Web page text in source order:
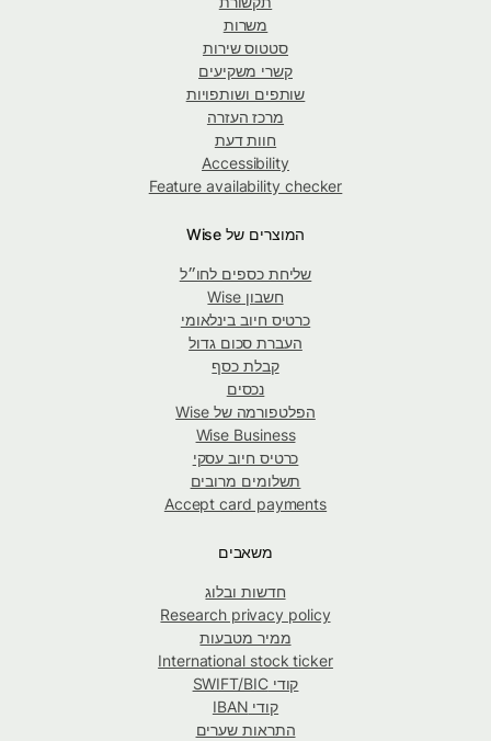
משרות
סטטוס שירות
קשרי משקיעים
שותפים ושותפויות
מרכז העזרה
חוות דעת
Accessibility
Feature availability checker
המוצרים של Wise
שליחת כספים לחו״ל
חשבון Wise
כרטיס חיוב בינלאומי
העברת סכום גדול
קבלת כסף
נכסים
הפלטפורמה של Wise
Wise Business
כרטיס חיוב עסקי
תשלומים מרובים
Accept card payments
משאבים
חדשות ובלוג
Research privacy policy
ממיר מטבעות
International stock ticker
קודי SWIFT/BIC
קודי IBAN
התראות שערים